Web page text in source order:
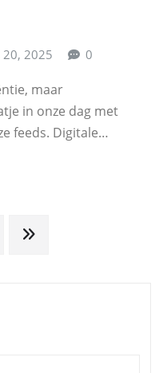
20, 2025 0
maar
in onze dag met
feeds. Digitale…